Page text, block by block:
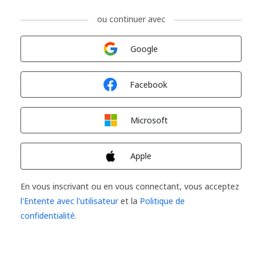
ou continuer avec
Google
Facebook
Microsoft
Apple
En vous inscrivant ou en vous connectant, vous acceptez
l'Entente avec l'utilisateuret la Politique de
confidentialité.